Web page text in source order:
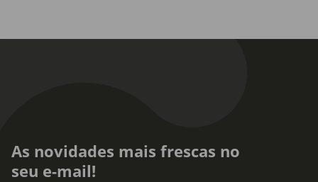
As novidades mais frescas no
seu e-mail!